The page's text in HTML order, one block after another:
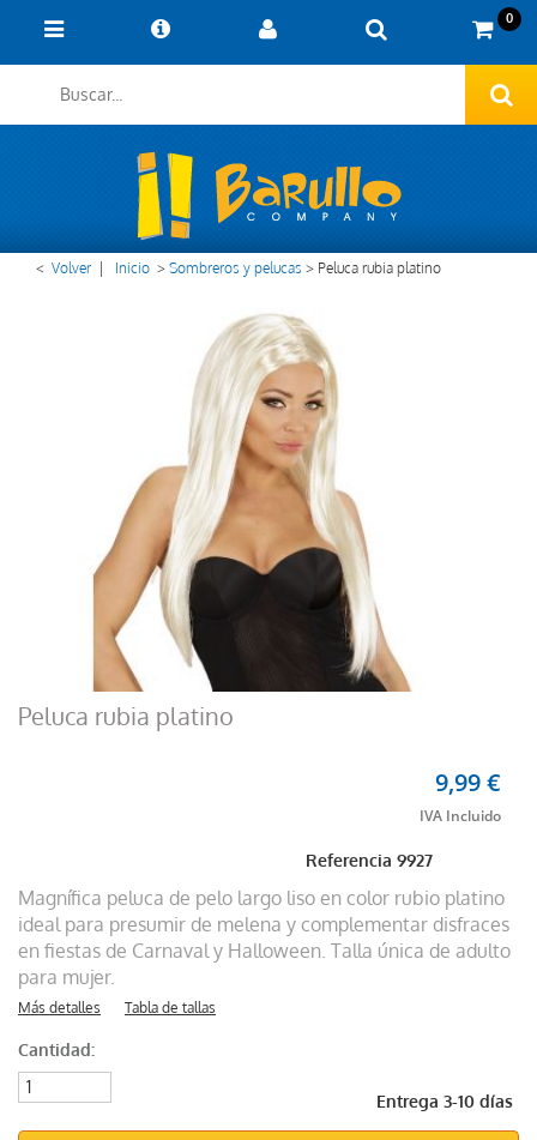
0
< Volver Inicio >Sombreros y pelucas > Peluca rubia platino
Peluca rubia platino
Referencia9927
9,99 €
Magnífica peluca de pelo largo liso en color rubio platino
ideal para presumir de melena y complementar disfraces
en fiestas de Carnaval y Halloween. Talla única de adulto
para mujer.
Más detalles Tabla de tallas
Cantidad:
Entrega 3-10 días